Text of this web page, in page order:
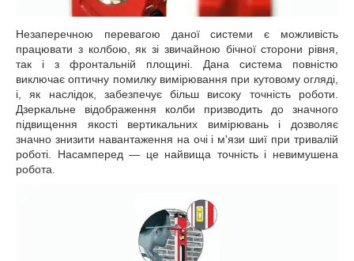
Незаперечною перевагою даної системи є можливість
працювати з колбою, як зі звичайною бічної сторони рівня,
так і з фронтальній площині. Дана система повністю
виключає оптичну помилку вимірювання при кутовому огляді,
і, як наслідок, забезпечує більш високу точність роботи.
Дзеркальне відображення колби призводить до значного
підвищення якості вертикальних вимірювань і дозволяє
значно знизити навантаження на очі і м'язи шиї при тривалій
роботі. Насамперед — це найвища точність і невимушена
робота.